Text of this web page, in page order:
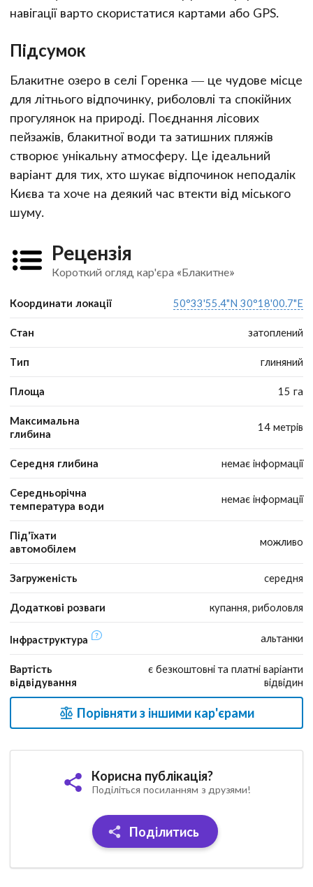
навігації варто скористатися картами або GPS.
Підсумок
Блакитне озеро в селі Горенка — це чудове місце
для літнього відпочинку, риболовлі та спокійних
прогулянок на природі. Поєднання лісових
пейзажів, блакитної води та затишних пляжів
створює унікальну атмосферу. Це ідеальний
варіант для тих, хто шукає відпочинок неподалік
Києва та хоче на деякий час втекти від міського
шуму.
Рецензія
Короткий огляд кар'єра «Блакитне»
Координати локації 50°33'55.4"N 30°18'00.7"E
Стан затоплений
Тип глиняний
Площа 15 га
Максимальна
глибина
14 метрів
Середня глибина немає інформації
Середньорічна
температура води
немає інформації
Під'їхати
автомобілем
можливо
Загруженість середня
Додаткові розваги купання, риболовля
Інфраструктура альтанки
Вартість
відвідування
є безкоштовні та платні варіанти
відвідин
Порівняти з іншими кар'єрами
Корисна публікація?
Поділіться посиланням з друзями!
Поділитись